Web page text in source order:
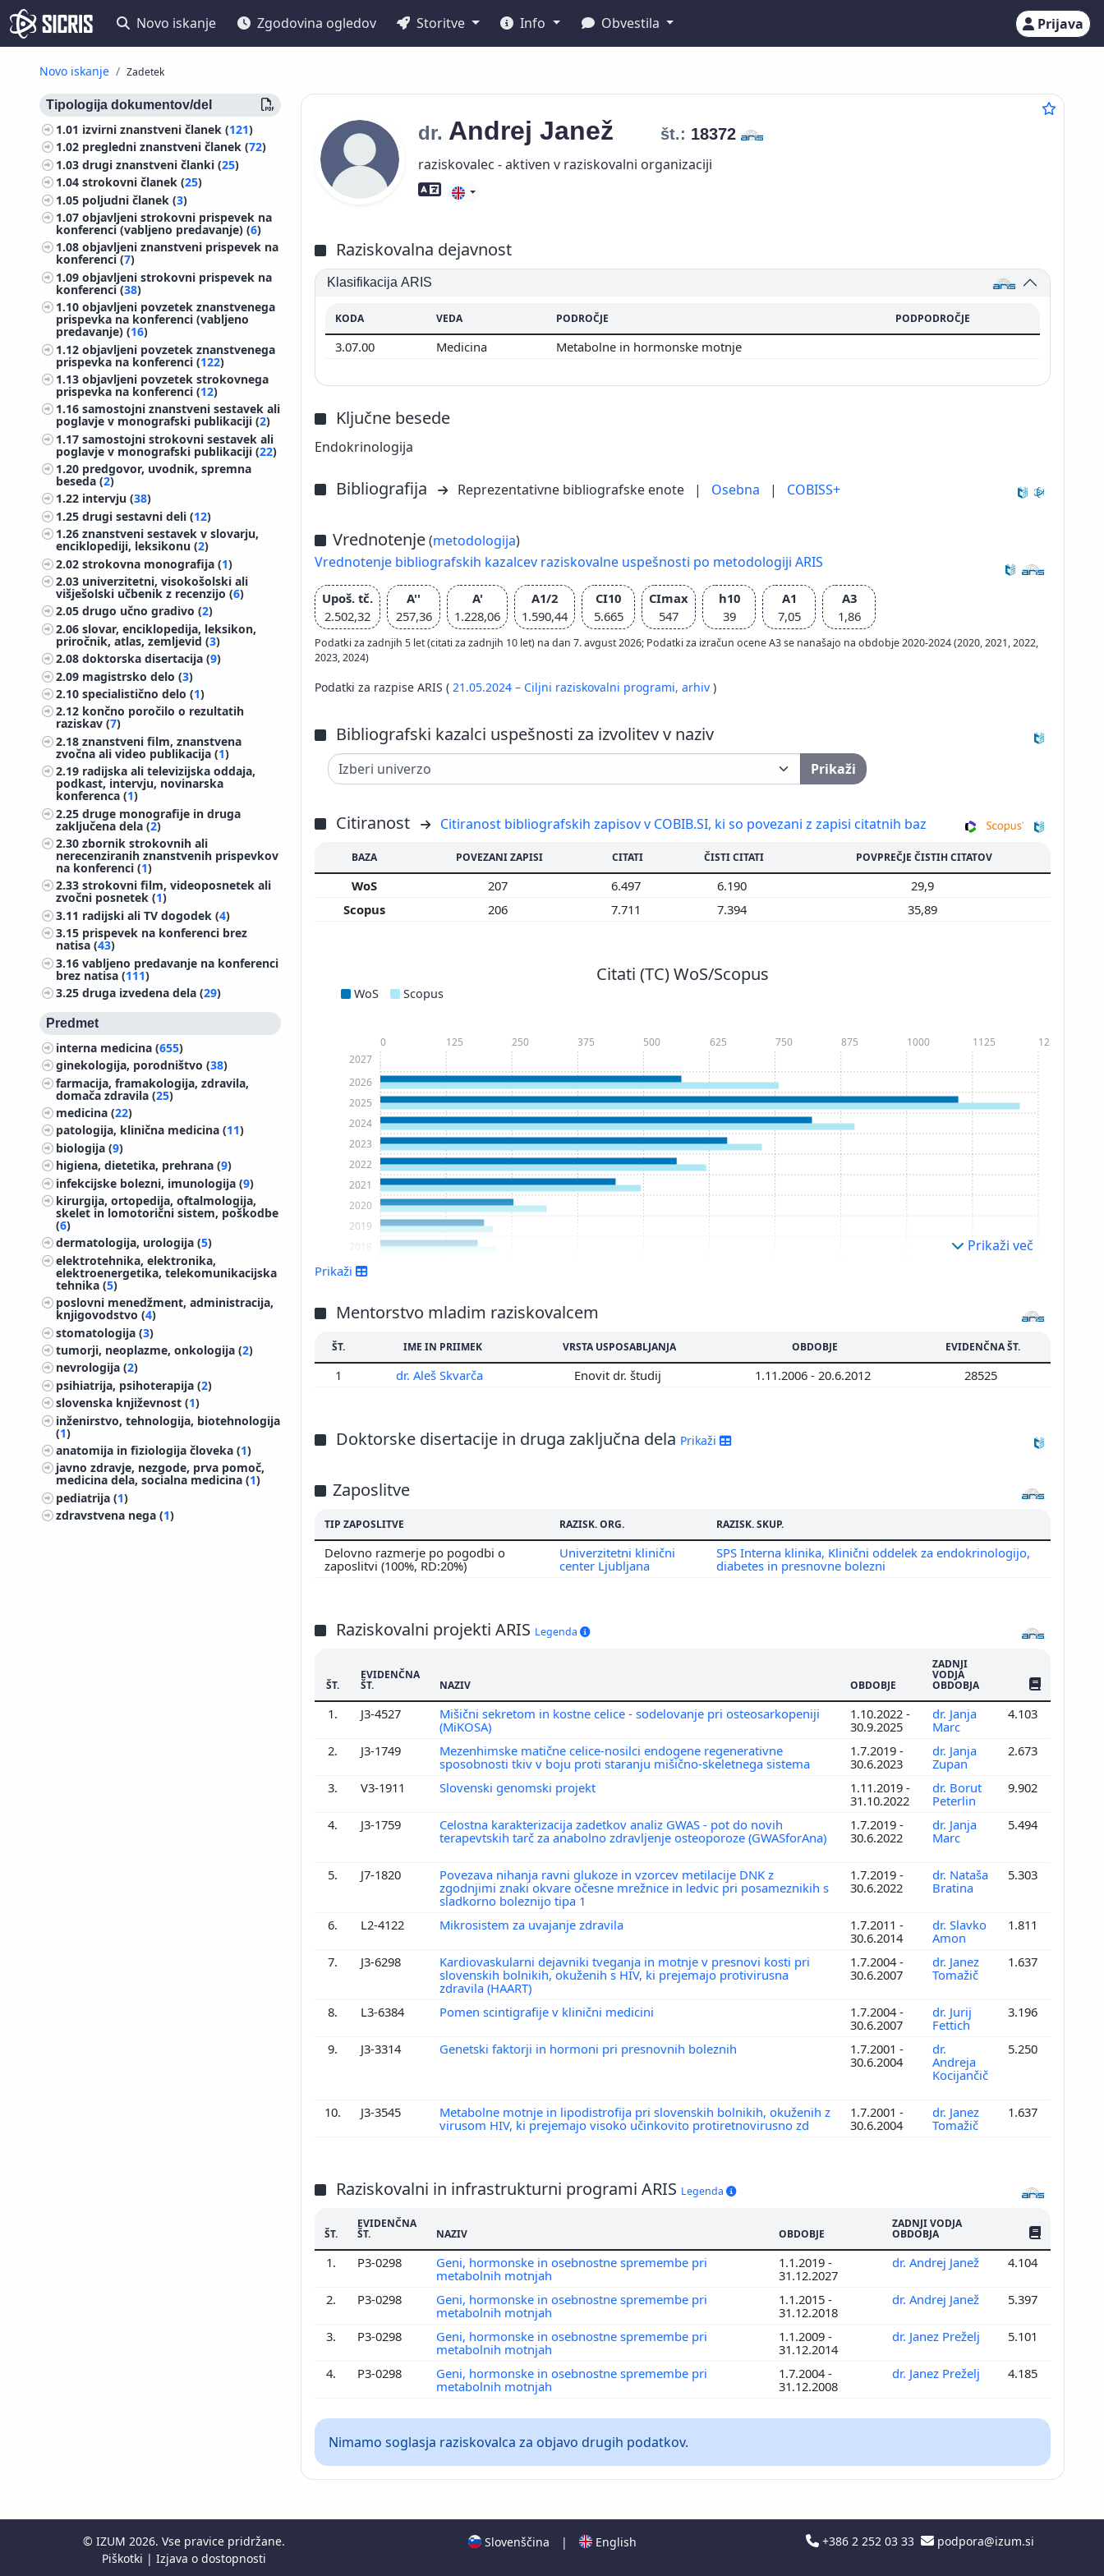
Novo iskanje Zgodovina ogledov Storitve Info Obvestila Prijava
Novo iskanje Zadetek
Tipologija dokumentov/del
1.01 izvirni znanstveni članek (121)
1.02 pregledni znanstveni članek (72)
1.03drugi znanstveni članki (25)
1.04strokovni članek (25)
1.05 poljudni članek (3)
1.07objavljeni strokovni prispevek na
konferenci (vabljeno predavanje) (6)
1.08objavljeni znanstveni prispevek na
konferenci (7)
1.09objavljeni strokovni prispevek na
konferenci (38)
1.10objavljeni povzetek znanstvenega
prispevka na konferenci (vabljeno
predavanje) (16)
1.12objavljeni povzetek znanstvenega
prispevka na konferenci (122)
1.13objavljeni povzetek strokovnega
prispevka na konferenci (12)
1.16samostojni znanstveni sestavek ali
poglavje v monografski publikaciji (2)
1.17samostojni strokovni sestavek ali
poglavje v monografski publikaciji (22)
1.20 predgovor, uvodnik, spremna
beseda (2)
1.22 intervju (38)
1.25drugi sestavni deli (12)
1.26znanstveni sestavek v slovarju,
enciklopediji, leksikonu (2)
2.02strokovna monografija (1)
2.03 univerzitetni, visokošolski ali
višješolski učbenik z recenzijo (6)
2.05drugo učno gradivo (2)
2.06slovar, enciklopedija, leksikon,
priročnik, atlas, zemljevid (3)
2.08doktorska disertacija (9)
2.09 magistrsko delo (3)
2.10specialistično delo (1)
2.12 končno poročilo o rezultatih
raziskav (7)
2.18znanstveni film, znanstvena
zvočna ali video publikacija (1)
2.19 radijska ali televizijska oddaja,
podkast, intervju, novinarska
konferenca (1)
2.25druge monografije in druga
zaključena dela (2)
2.30zbornik strokovnih ali
nerecenziranih znanstvenih prispevkov
na konferenci (1)
2.33strokovni film, videoposnetek ali
zvočni posnetek (1)
3.11 radijski ali TV dogodek (4)
3.15 prispevek na konferenci brez
natisa (43)
3.16vabljeno predavanje na konferenci
brez natisa (111)
3.25druga izvedena dela (29)
Predmet
interna medicina (655)
ginekologija, porodništvo (38)
farmacija, framakologija, zdravila,
domača zdravila (25)
medicina (22)
patologija, klinična medicina (11)
biologija (9)
higiena, dietetika, prehrana (9)
infekcijske bolezni, imunologija (9)
kirurgija, ortopedija, oftalmologija,
skelet in lomotorični sistem, poškodbe
(6)
dermatologija, urologija (5)
elektrotehnika, elektronika,
elektroenergetika, telekomunikacijska
tehnika (5)
poslovni menedžment, administracija,
knjigovodstvo (4)
stomatologija (3)
tumorji, neoplazme, onkologija (2)
nevrologija (2)
psihiatrija, psihoterapija (2)
slovenska književnost (1)
inženirstvo, tehnologija, biotehnologija
(1)
anatomija in fiziologija človeka (1)
javno zdravje, nezgode, prva pomoč,
medicina dela, socialna medicina (1)
pediatrija (1)
zdravstvena nega (1)
dr. Andrej Janež št.: 18372
raziskovalec - aktiven v raziskovalni organizaciji
Znanje tujih jezikov
Raziskovalna dejavnost
Klasifikacija ARIS
KODA VEDA PODROČJE PODPODROČJE
3.07.00 Medicina Metabolne in hormonske motnje
Ključne besede
Endokrinologija
Bibliografija Reprezentativne bibliografske enote | Osebna | COBISS+
Vrednotenje(metodologija)
Vrednotenje bibliografskih kazalcev raziskovalne uspešnosti po metodologiji ARIS
Upoš. tč.
2.502,32
A''
257,36
A'
1.228,06
A1/2
1.590,44
CI10
5.665
CImax
547
h10
39
A1
7,05
A3
1,86
Podatki za zadnjih 5 let (citati za zadnjih 10 let) na dan 7. avgust 2026; Podatki za izračun ocene A3 se nanašajo na obdobje 2020-2024 (2020, 2021, 2022,
2023, 2024)
Podatki za razpise ARIS ( 21.05.2024 – Ciljni raziskovalni programi, arhiv )
Bibliografski kazalci uspešnosti za izvolitev v naziv
Prikaži
Citiranost Citiranost bibliografskih zapisov v COBIB.SI, ki so povezani z zapisi citatnih baz
BAZA POVEZANI ZAPISI CITATI ČISTI CITATI POVPREČJE ČISTIH CITATOV
WoS 207 6.497 6.190
29,9
Scopus
206 7.711 7.394 35,89
Citati (TC) WoS/Scopus
WoS Scopus
2002
2003
2006
2009
2015
2017
2019
2020
2021
2022
2023
2024
2025
2026
2027
0 125 250 375 500 625 750 875 1000 1125 1250
Prikaži več
Prikaži
Mentorstvo mladim raziskovalcem
ŠT. IME IN PRIIMEK VRSTA USPOSABLJANJA OBDOBJE EVIDENČNA ŠT.
1 dr. Aleš Skvarča Enovit dr. študij 1.11.2006 - 20.6.2012 28525
Doktorske disertacije in druga zaključna dela Prikaži
Zaposlitve
TIP ZAPOSLITVE RAZISK. ORG. RAZISK. SKUP.
Delovno razmerje po pogodbi o
zaposlitvi (100%, RD:20%)
Univerzitetni klinični
center Ljubljana
SPS Interna klinika, Klinični oddelek za endokrinologijo,
diabetes in presnovne bolezni
Raziskovalni projekti ARIS Legenda
ŠT.
EVIDENČNA
ŠT. NAZIV OBDOBJE
ZADNJI
VODJA
OBDOBJA ŠTEV.
1. J3-4527
Mišični sekretom in kostne celice - sodelovanje pri osteosarkopeniji
(MiKOSA)
1.10.2022 -
30.9.2025
dr. Janja
Marc
4.103
2. J3-1749
Mezenhimske matične celice-nosilci endogene regenerativne
sposobnosti tkiv v boju proti staranju mišično-skeletnega sistema
1.7.2019 -
30.6.2023
dr. Janja
Zupan
2.673
3. V3-1911 Slovenski genomski projekt
1.11.2019 -
31.10.2022
dr. Borut
Peterlin
9.902
4. J3-1759
Celostna karakterizacija zadetkov analiz GWAS - pot do novih
terapevtskih tarč za anabolno zdravljenje osteoporoze (GWASforAna)
1.7.2019 -
30.6.2022
dr. Janja
Marc
5.494
5. J7-1820
Povezava nihanja ravni glukoze in vzorcev metilacije DNK z
zgodnjimi znaki okvare očesne mrežnice in ledvic pri posameznikih s
sladkorno boleznijo tipa 1
1.7.2019 -
30.6.2022
dr. Nataša
Bratina
5.303
6. L2-4122 Mikrosistem za uvajanje zdravila
1.7.2011 -
30.6.2014
dr. Slavko
Amon
1.811
7. J3-6298
Kardiovaskularni dejavniki tveganja in motnje v presnovi kosti pri
slovenskih bolnikih, okuženih s HIV, ki prejemajo protivirusna
zdravila (HAART)
1.7.2004 -
30.6.2007
dr. Janez
Tomažič
1.637
8. L3-6384 Pomen scintigrafije v klinični medicini
1.7.2004 -
30.6.2007
dr. Jurij
Fettich
3.196
9. J3-3314 Genetski faktorji in hormoni pri presnovnih boleznih
1.7.2001 -
30.6.2004
dr.
Andreja
Kocijančič
5.250
10. J3-3545
Metabolne motnje in lipodistrofija pri slovenskih bolnikih, okuženih z
virusom HIV, ki prejemajo visoko učinkovito protiretnovirusno zd
1.7.2001 -
30.6.2004
dr. Janez
Tomažič
1.637
Raziskovalni in infrastrukturni programi ARIS Legenda
ŠT.
EVIDENČNA
ŠT. NAZIV OBDOBJE
ZADNJI VODJA
OBDOBJA ŠTEV.
1. P3-0298
Geni, hormonske in osebnostne spremembe pri
metabolnih motnjah
1.1.2019 -
31.12.2027
dr. Andrej Janež 4.104
2. P3-0298
Geni, hormonske in osebnostne spremembe pri
metabolnih motnjah
1.1.2015 -
31.12.2018
dr. Andrej Janež 5.397
3. P3-0298
Geni, hormonske in osebnostne spremembe pri
metabolnih motnjah
1.1.2009 -
31.12.2014
dr. Janez Preželj 5.101
4. P3-0298
Geni, hormonske in osebnostne spremembe pri
metabolnih motnjah
1.7.2004 -
31.12.2008
dr. Janez Preželj 4.185
Nimamo soglasja raziskovalca za objavo drugih podatkov.
Slovenščina | English +386 2 252 03 33 podpora@izum.si
© IZUM 2026. Vse pravice pridržane.
Piškotki | Izjava o dostopnosti